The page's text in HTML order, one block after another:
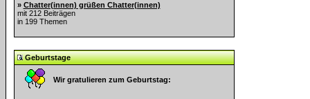
» Chatter(innen) grüßen Chatter(innen)
mit 212 Beiträgen
in 199 Themen
Geburtstage
Wir gratulieren zum Geburtstag: